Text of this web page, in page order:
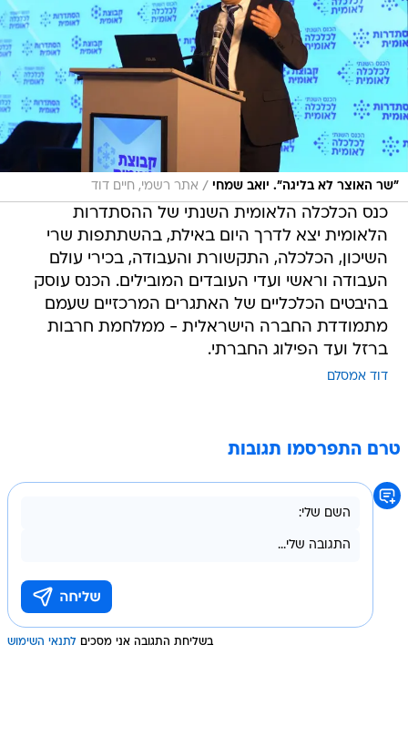
"שר האוצר לא בליגה". יואב שמחי / אתר רשמי, חיים דוד
כנס הכלכלה הלאומית השנתי של ההסתדרות
הלאומית יצא לדרך היום באילת, בהשתתפות שרי
השיכון, הכלכלה, התקשורת והעבודה, בכירי עולם
העבודה וראשי ועדי העובדים המובילים. הכנס עוסק
בהיבטים הכלכליים של האתגרים המרכזיים שעמם
מתמודדת החברה הישראלית - ממלחמת חרבות
ברזל ועד הפילוג החברתי.
דוד אמסלם
טרם התפרסמו תגובות
בשליחת התגובה אני מסכים לתנאי השימוש